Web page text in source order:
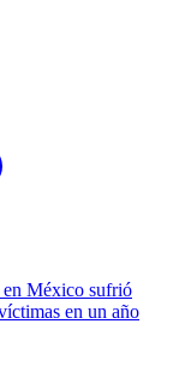
en México sufrió
en un año